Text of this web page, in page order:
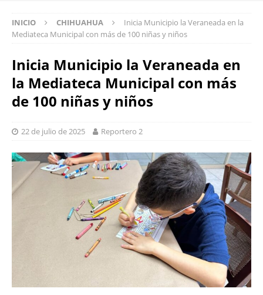
INICIO CHIHUAHUA
Inicia Municipio la Veraneada en la
Mediateca Municipal con más de 100 niñas y niños
Inicia Municipio la Veraneada en
la Mediateca Municipal con más
de 100 niñas y niños
22 de julio de 2025 Reportero 2